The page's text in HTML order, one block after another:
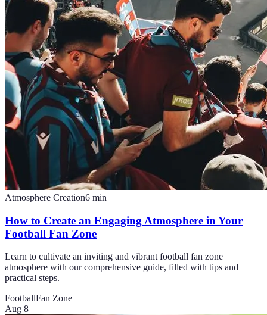
Atmosphere Creation6 min
How to Create an Engaging Atmosphere in Your
Football Fan Zone
Learn to cultivate an inviting and vibrant football fan zone
atmosphere with our comprehensive guide, filled with tips and
practical steps.
FootballFan Zone
Aug 8